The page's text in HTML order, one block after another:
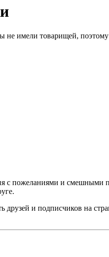
имели товарищей, поэтому
с пожеланиями и смешными
друзей и подписчиков на